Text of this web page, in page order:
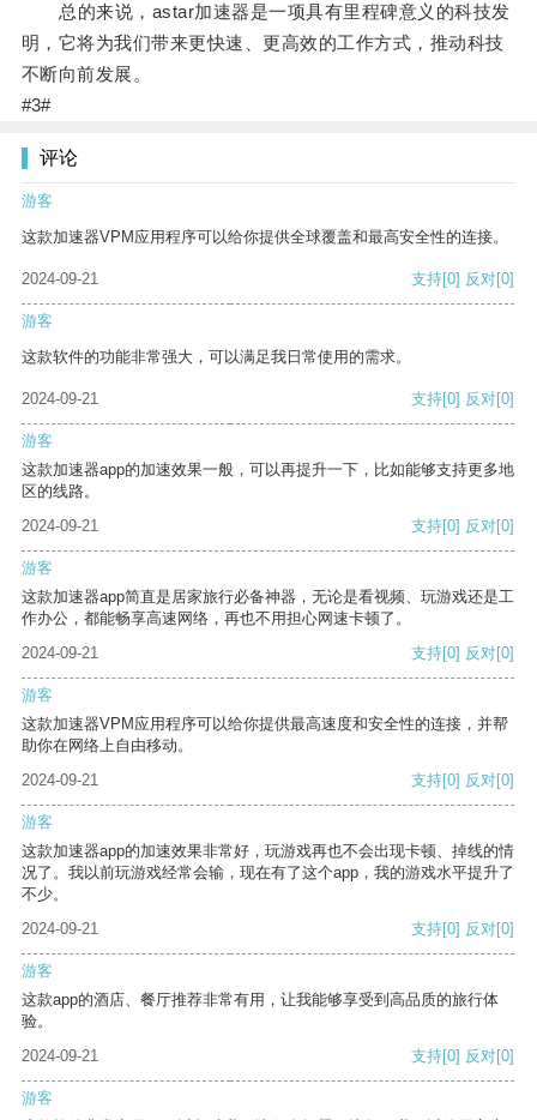
总的来说，astar加速器是一项具有里程碑意义的科技发
明，它将为我们带来更快速、更高效的工作方式，推动科技
不断向前发展。
#3#
评论
游客
这款加速器VPM应用程序可以给你提供全球覆盖和最高安全性的连接。
2024-09-21 支持[0] 反对[0]
游客
这款软件的功能非常强大，可以满足我日常使用的需求。
2024-09-21 支持[0] 反对[0]
游客
这款加速器app的加速效果一般，可以再提升一下，比如能够支持更多地
区的线路。
2024-09-21
支持[0] 反对[0]
游客
这款加速器app简直是居家旅行必备神器，无论是看视频、玩游戏还是工
作办公，都能畅享高速网络，再也不用担心网速卡顿了。
2024-09-21
支持[0] 反对[0]
游客
这款加速器VPM应用程序可以给你提供最高速度和安全性的连接，并帮
助你在网络上自由移动。
2024-09-21
支持[0] 反对[0]
游客
这款加速器app的加速效果非常好，玩游戏再也不会出现卡顿、掉线的情
况了。我以前玩游戏经常会输，现在有了这个app，我的游戏水平提升了
不少。
2024-09-21
支持[0] 反对[0]
游客
这款app的酒店、餐厅推荐非常有用，让我能够享受到高品质的旅行体
验。
2024-09-21
支持[0] 反对[0]
游客